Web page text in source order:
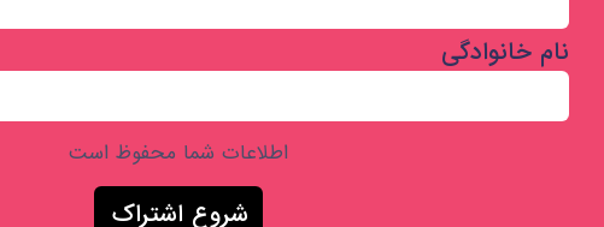
نام خانوادگی
اطلاعات شما محفوظ است